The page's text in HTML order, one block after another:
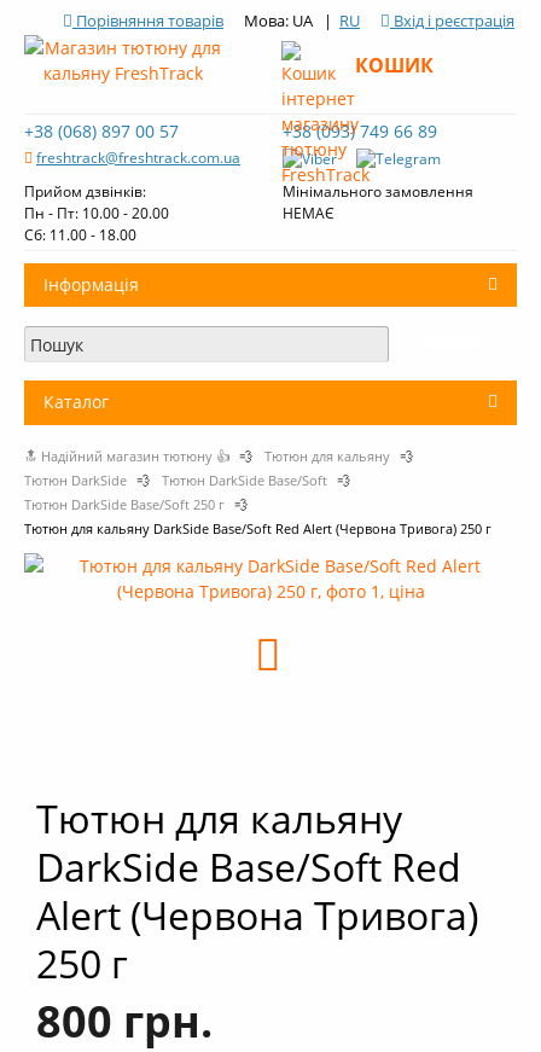
Порівняння товарів Мова: UA | RU Вхід і реєстрація
+38 (068) 897 00 57
freshtrack@freshtrack.com.ua
+38 (093) 749 66 89
Прийом дзвінків:
Пн - Пт: 10.00 - 20.00
Cб: 11.00 - 18.00
Мінімального замовлення
НЕМАЄ
КОШИК
Інформація
Про нас
Доставка і оплата
Огляди тютюну Fresh Track
Каталог
Тютюн для кальяну
Вугілля для кальяну
Кальяни
Комплектуючі для кальяну
🔝 Надійний магазин тютюну 👍 💨 Тютюн для кальяну 💨
Тютюн DarkSide 💨 Тютюн DarkSide Base/Soft 💨
Тютюн DarkSide Base/Soft 250 г 💨
Тютюн для кальяну DarkSide Base/Soft Red Alert (Червона Тривога) 250 г
Тютюн для кальяну
DarkSide Base/Soft Red
Alert (Червона Тривога)
250 г
800 грн.